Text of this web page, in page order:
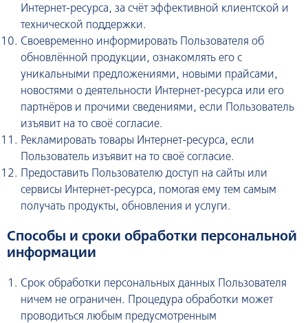
Интернет-ресурса, за счёт эффективной клиентской и
технической поддержки.
Своевременно информировать Пользователя об
обновлённой продукции, ознакомлять его с
уникальными предложениями, новыми прайсами,
новостями о деятельности Интернет-ресурса или его
партнёров и прочими сведениями, если Пользователь
изъявит на то своё согласие.
Рекламировать товары Интернет-ресурса, если
Пользователь изъявит на то своё согласие.
Предоставить Пользователю доступ на сайты или
сервисы Интернет-ресурса, помогая ему тем самым
получать продукты, обновления и услуги.
Способы и сроки обработки персональной
информации
Срок обработки персональных данных Пользователя
ничем не ограничен. Процедура обработки может
проводиться любым предусмотренным